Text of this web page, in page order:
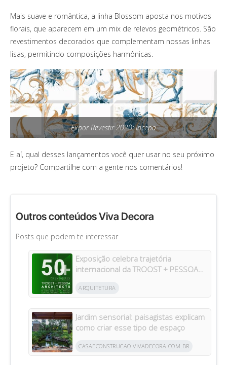
Mais suave e romântica, a linha Blossom aposta nos motivos
florais, que aparecem em um mix de relevos geométricos. São
revestimentos decorados que complementam nossas linhas
lisas, permitindo composições harmônicas.
Expor Revestir 2020: Incepa
E aí, qual desses lançamentos você quer usar no seu próximo
projeto? Compartilhe com a gente nos comentários!
Outros conteúdos Viva Decora
Posts que podem te interessar
Exposição celebra trajetória
internacional da TROOST + PESSOA
ARQUITETURA
Jardim sensorial: paisagistas explicam
como criar esse tipo de espaço
CASAECONSTRUCAO.VIVADECORA.COM.BR